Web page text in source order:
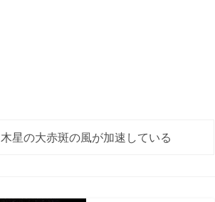
木星の大赤斑の風が加速している